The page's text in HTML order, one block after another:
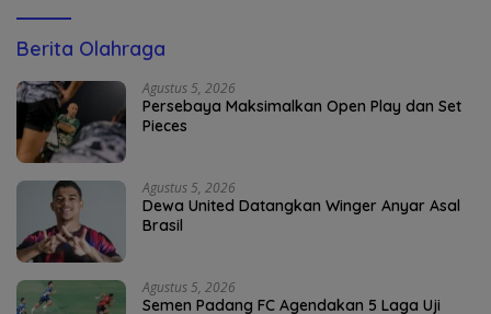
Berita Olahraga
Agustus 5, 2026
Persebaya Maksimalkan Open Play dan Set
Pieces
Agustus 5, 2026
Dewa United Datangkan Winger Anyar Asal
Brasil
Agustus 5, 2026
Semen Padang FC Agendakan 5 Laga Uji